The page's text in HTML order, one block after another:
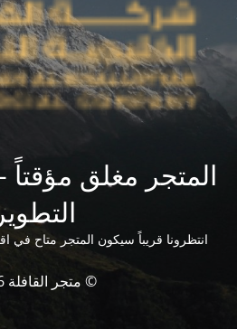
المتجر مغلق مؤقتاً
انتظرونا قريباً سيكون المتجر متاح
© متجر القافلة 2026